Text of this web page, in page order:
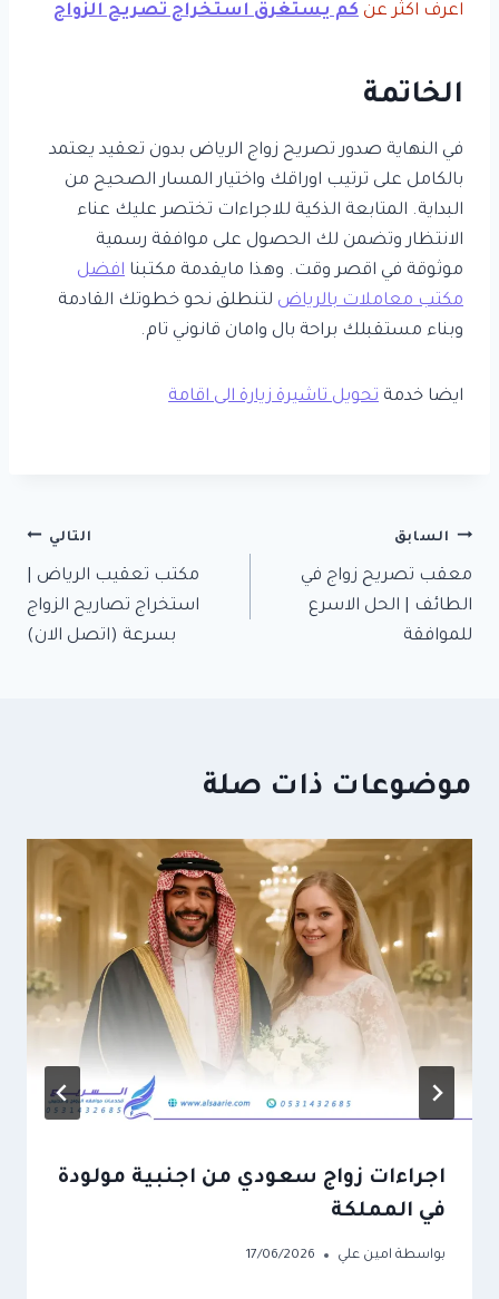
اعرف اكثر عن كم يستغرق استخراج تصريح الزواج
الخاتمة
في النهاية صدور تصريح زواج الرياض بدون تعقيد يعتمد
بالكامل على ترتيب اوراقك واختيار المسار الصحيح من
البداية. المتابعة الذكية للاجراءات تختصر عليك عناء
الانتظار وتضمن لك الحصول على موافقة رسمية
موثوقة في اقصر وقت. وهذا مايقدمة مكتبنا افضل
مكتب معاملات بالرياض لتنطلق نحو خطوتك القادمة
وبناء مستقبلك براحة بال وامان قانوني تام.
ايضا خدمة تحويل تاشيرة زيارة الى اقامة
تصفّح
المقالات
السابق
معقب تصريح زواج في
الطائف | الحل الاسرع
للموافقة
التالي
مكتب تعقيب الرياض |
استخراج تصاريح الزواج
بسرعة (اتصل الان)
موضوعات ذات صلة
اجراءات زواج سعودي من اجنبية مولودة
في المملكة
بواسطة امين علي 17/06/2026